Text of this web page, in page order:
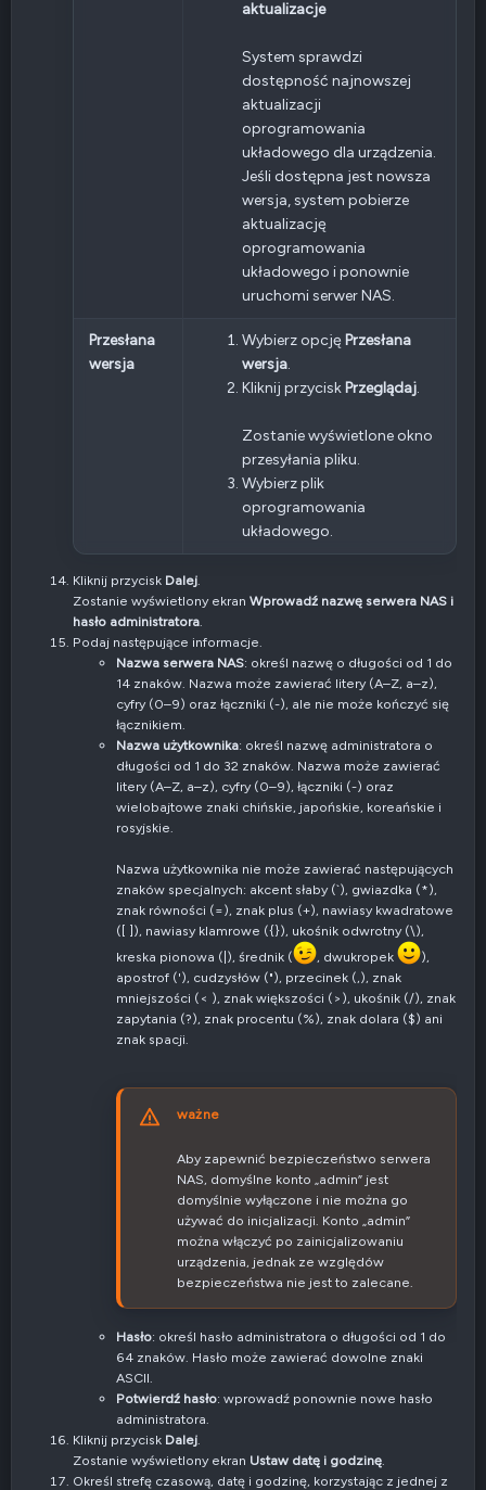
aktualizacje
System sprawdzi
dostępność najnowszej
aktualizacji
oprogramowania
układowego dla urządzenia.
Jeśli dostępna jest nowsza
wersja, system pobierze
aktualizację
oprogramowania
układowego i ponownie
uruchomi serwer NAS.
Przesłana
wersja
Wybierz opcję Przesłana
wersja.
Kliknij przycisk Przeglądaj.
Zostanie wyświetlone okno
przesyłania pliku.
Wybierz plik
oprogramowania
układowego.
Kliknij przycisk Dalej
Zostanie wyświetlony ekran Wprowadź nazwę serwera NAS i
hasło administratora
Podaj następujące informacje.
Nazwa serwera NAS: określ nazwę o długości od 1 do
14 znaków. Nazwa może zawierać litery (A–Z, a–z),
cyfry (0–9) oraz łączniki (-), ale nie może kończyć się
łącznikiem.
Nazwa użytkownika: określ nazwę administratora o
długości od 1 do 32 znaków. Nazwa może zawierać
litery (A–Z, a–z), cyfry (0–9), łączniki (-) oraz
wielobajtowe znaki chińskie, japońskie, koreańskie i
rosyjskie.
Nazwa użytkownika nie może zawierać następujących
znaków specjalnych: akcent słaby (`), gwiazdka (*),
znak równości (=), znak plus (+), nawiasy kwadratowe
([ ]), nawiasy klamrowe ({}), ukośnik odwrotny (\),
kreska pionowa (|), średnik (
, dwukropek
),
apostrof ('), cudzysłów ("), przecinek (,), znak
mniejszości (< ), znak większości (>), ukośnik (/), znak
zapytania (?), znak procentu (%), znak dolara ($) ani
znak spacji.
ważne
Aby zapewnić bezpieczeństwo serwera
NAS, domyślne konto „admin” jest
domyślnie wyłączone i nie można go
używać do inicjalizacji. Konto „admin”
można włączyć po zainicjalizowaniu
urządzenia, jednak ze względów
bezpieczeństwa nie jest to zalecane.
Hasło: określ hasło administratora o długości od 1 do
64 znaków. Hasło może zawierać dowolne znaki
ASCII.
Potwierdź hasło: wprowadź ponownie nowe hasło
administratora.
Kliknij przycisk Dalej
Zostanie wyświetlony ekran Ustaw datę i godzinę
Określ strefę czasową, datę i godzinę, korzystając z jednej z